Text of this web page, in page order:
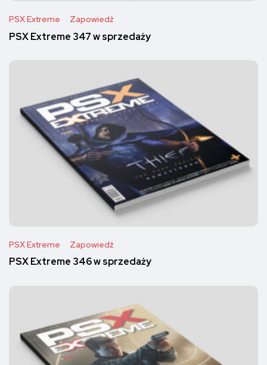
PSX Extreme Zapowiedź
PSX Extreme 347 w sprzedaży
PSX Extreme Zapowiedź
PSX Extreme 346 w sprzedaży